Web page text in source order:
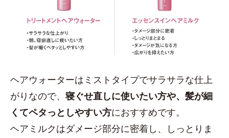
ヘアウォーターはミストタイプでサラサラな仕上
がりなので、寝ぐせ直しに使いたい方や、髪が細
くてペタっとしやすい方におすすめです。
ヘアミルクはダメージ部分に密着し、しっとりま